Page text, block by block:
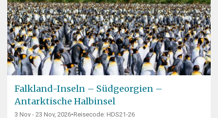
Falkland-Inseln – Südgeorgien –
Antarktische Halbinsel
3 Nov - 23 Nov, 2026•Reisecode: HDS21-26